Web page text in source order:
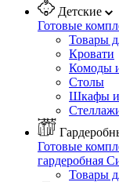
Детские
Готовые
Товары
Кровати
Комоды
Столы
Шкафы и
Готовые
гардеробная
Товары